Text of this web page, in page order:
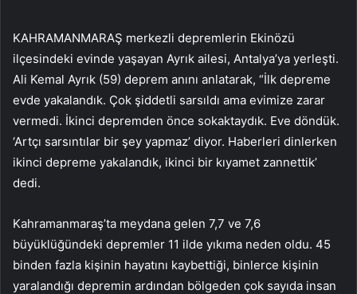
KAHRAMANMARAŞ merkezli depremlerin Ekinözü
ilçesindeki evinde yaşayan Ayrık ailesi, Antalya’ya yerleşti.
Ali Kemal Ayrık (59) deprem anını anlatarak, “İlk depreme
evde yakalandık. Çok şiddetli sarsıldı ama evimize zarar
vermedi. İkinci depremden önce sokaktaydık. Eve döndük.
‘Artçı sarsıntılar bir şey yapmaz’ diyor. Haberleri dinlerken
ikinci depreme yakalandık, ikinci bir kıyamet zannettik’
dedi.
Kahramanmaraş’ta meydana gelen 7,7 ve 7,6
büyüklüğündeki depremler 11 ilde yıkıma neden oldu. 45
binden fazla kişinin hayatını kaybettiği, binlerce kişinin
yaralandığı depremin ardından bölgeden çok sayıda insan